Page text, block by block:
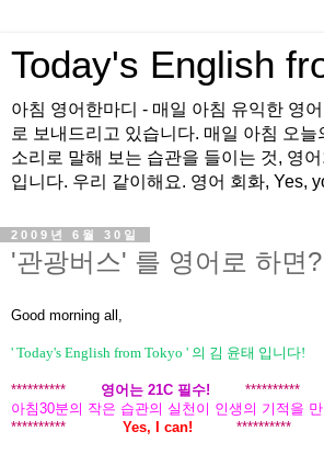
Today's English
아침 영어한마디 - 매일 아침 유익한 영
로 보내드리고 있습니다. 매일 아침 오늘
소리로 말해 보는 습관을 들이는 것, 영
입니다. 우리 같이해요. 영어 회화, Yes,
2009년 6월 30일
'관광버스' 를 영어로 하면
Good morning all,
' Today's English from Tokyo ' 의 김 윤태 입니다!
********** 영어는 21C 필수! **********
아침30분의 작은 습관의 실천이 인생의 기적을
********** Yes, I can! **********